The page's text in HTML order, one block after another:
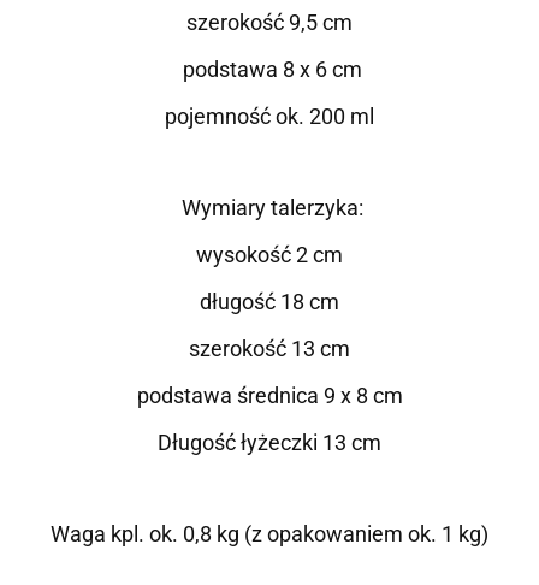
szerokość 9,5 cm
podstawa 8 x 6 cm
pojemność ok. 200 ml
Wymiary talerzyka:
wysokość 2 cm
długość 18 cm
szerokość 13 cm
podstawa średnica 9 x 8 cm
Długość łyżeczki 13 cm
Waga kpl. ok. 0,8 kg (z opakowaniem ok. 1 kg)